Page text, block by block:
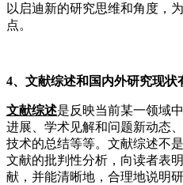
以启迪新的研究思维和角度，
点。
4、 文献综述和国内外研究现状
文献综述是反映当前某一领域
进展、学术见解和问题新动态
技术的总结等等。文献综述不
文献的批判性分析，向读者表
献，并能清晰地，合理地说明